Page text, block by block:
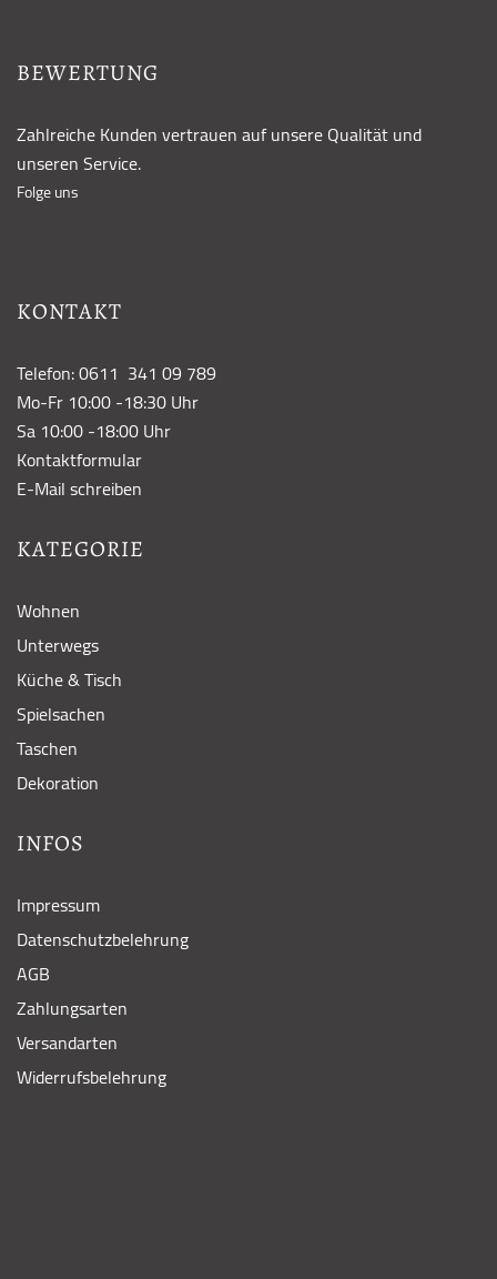
BEWERTUNG
Zahlreiche Kunden vertrauen auf unsere Qualität und
unseren Service.
Folge uns
KONTAKT
Telefon: 0611 341 09 789
Mo-Fr 10:00 -18:30 Uhr
Sa 10:00 -18:00 Uhr
Kontaktformular
E-Mail schreiben
KATEGORIE
Wohnen
Unterwegs
Küche & Tisch
Spielsachen
Taschen
Dekoration
INFOS
Impressum
Datenschutzbelehrung
AGB
Zahlungsarten
Versandarten
Widerrufsbelehrung